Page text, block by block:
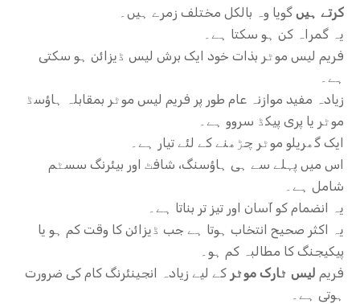
کرتے ہیں گویا وہ بالکل مختلف زمرے ہیں۔
یہ گمراہ کن ہو سکتا ہے۔
فریم لیس موٹر بذات خود ایک برش لیس ڈیزائن ہو سکتی
ہے۔
زیادہ مفید موازنہ عام طور پر فریم لیس موٹر بمقابلہ ہاؤسڈ
موٹر یا پری پیکڈ سروو ہے۔
ایک گھریلو موٹر چڑھنے کے لئے تیار ہے۔
اس میں پہلے سے ہی ہاؤسنگ، شافٹ اور بیئرنگ سسٹم
شامل ہے۔
یہ انضمام کو آسان اور تیز تر بناتا ہے۔
یہ اکثر صحیح انتخاب ہوتا ہے جب ڈیزائن کا وقت کم ہو یا
پیکیجنگ کا مطالبہ کم ہو۔
فریم لیس ٹارک موٹر کے لیے زیادہ انجینئرنگ کام کی ضرورت
ہوتی ہے۔